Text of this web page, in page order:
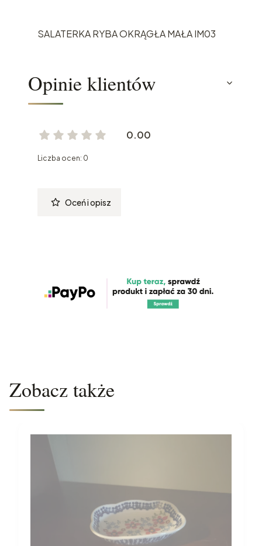
SALATERKA RYBA OKRĄGŁA MAŁA IM03
Opinie klientów
0.00
Liczba ocen: 0
Oceń i opisz
Zobacz także